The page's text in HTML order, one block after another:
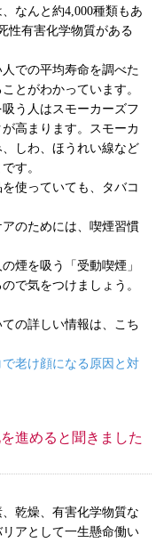
なんと約4,000種類もあ
性有害化学物質がある
での平均寿命を調べた
とがわかっています。
う人はスモーカーズフ
高まります。スモーカ
しわ、ほうれい線など
す。
使っていても、タバコ
のためには、喫煙習慣
煙を吸う「受動喫煙」
で気をつけましょう。
の詳しい情報は、こち
老け顔になる原因と対
進めると聞きました
乾燥、有害化学物質な
アとして一生懸命働い